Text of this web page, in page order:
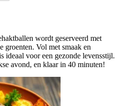
wordt geserveerd met
groenten. Vol met smaak en
ideaal voor een gezonde levensstijl.
avond, en klaar in 40 minuten!